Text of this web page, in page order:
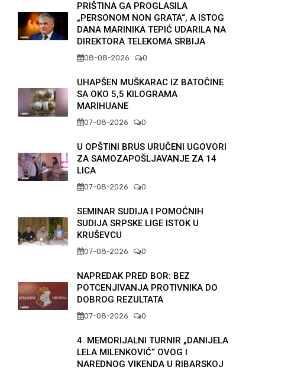
PRIŠTINA GA PROGLASILA
„PERSONOM NON GRATA“, A ISTOG
DANA MARINIKA TEPIĆ UDARILA NA
DIREKTORA TELEKOMA SRBIJA
08-08-2026 0
UHAPŠEN MUŠKARAC IZ BATOČINE
SA OKO 5,5 KILOGRAMA
MARIHUANE
07-08-2026 0
U OPŠTINI BRUS URUČENI UGOVORI
ZA SAMOZAPOŠLJAVANJE ZA 14
LICA
07-08-2026 0
SEMINAR SUDIJA I POMOĆNIH
SUDIJA SRPSKE LIGE ISTOK U
KRUŠEVCU
07-08-2026 0
NAPREDAK PRED BOR: BEZ
POTCENJIVANJA PROTIVNIKA DO
DOBROG REZULTATA
07-08-2026 0
4. MEMORIJALNI TURNIR „DANIJELA
LELA MILENKOVIĆ“ OVOG I
NAREDNOG VIKENDA U RIBARSKOJ